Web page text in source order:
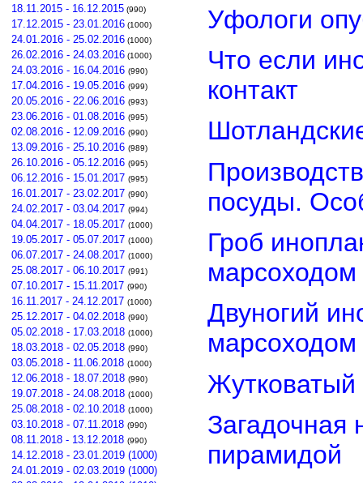
18.11.2015 - 16.12.2015 (990)
17.12.2015 - 23.01.2016 (1000)
24.01.2016 - 25.02.2016 (1000)
26.02.2016 - 24.03.2016 (1000)
24.03.2016 - 16.04.2016 (990)
17.04.2016 - 19.05.2016 (999)
20.05.2016 - 22.06.2016 (993)
23.06.2016 - 01.08.2016 (995)
02.08.2016 - 12.09.2016 (990)
13.09.2016 - 25.10.2016 (989)
26.10.2016 - 05.12.2016 (995)
06.12.2016 - 15.01.2017 (995)
16.01.2017 - 23.02.2017 (990)
24.02.2017 - 03.04.2017 (994)
04.04.2017 - 18.05.2017 (1000)
19.05.2017 - 05.07.2017 (1000)
06.07.2017 - 24.08.2017 (1000)
25.08.2017 - 06.10.2017 (991)
07.10.2017 - 15.11.2017 (990)
16.11.2017 - 24.12.2017 (1000)
25.12.2017 - 04.02.2018 (990)
05.02.2018 - 17.03.2018 (1000)
18.03.2018 - 02.05.2018 (990)
03.05.2018 - 11.06.2018 (1000)
12.06.2018 - 18.07.2018 (990)
19.07.2018 - 24.08.2018 (1000)
25.08.2018 - 02.10.2018 (1000)
03.10.2018 - 07.11.2018 (990)
08.11.2018 - 13.12.2018 (990)
14.12.2018 - 23.01.2019 (1000)
24.01.2019 - 02.03.2019 (1000)
Уфологи
Что если
контакт
посуды.
Гроб
марсоходом
Двуногий
марсоходом
Загадочная
пирамидой